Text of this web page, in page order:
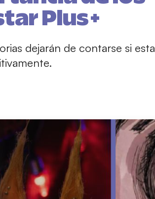
Plus+
dejarán de contarse si esta